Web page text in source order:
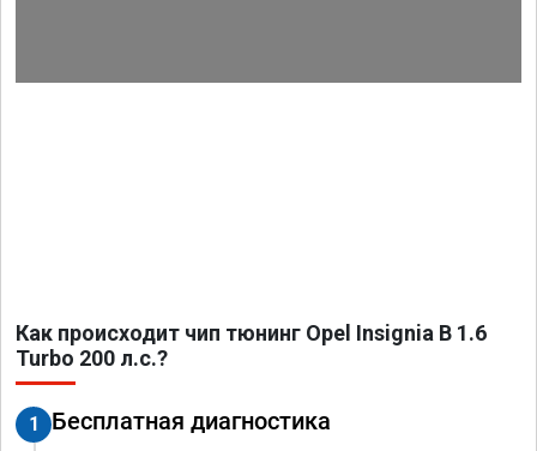
Как происходит чип тюнинг Opel Insignia B 1.6
Turbo 200 л.с.?
1 Бесплатная диагностика